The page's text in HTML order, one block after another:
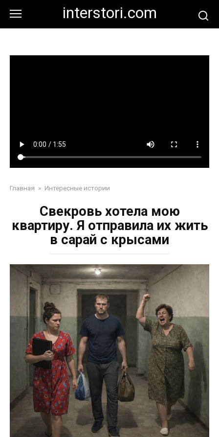
контенту
interstori.com
Главная » Интересные истории
Свекровь хотела мою
квартиру. Я отправила их жить
в сарай с крысами